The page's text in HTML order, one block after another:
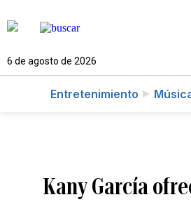
6 de agosto de 2026
Entretenimiento
Kany García